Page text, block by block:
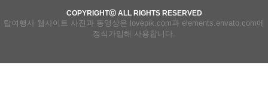
COPYRIGHTⓒ ALL RIGHTS RESERVED
탑여행사 웹사이트 사진과 동영상은 lovepik.com과 elements.envato.com에
정식가입해 사용합니다.